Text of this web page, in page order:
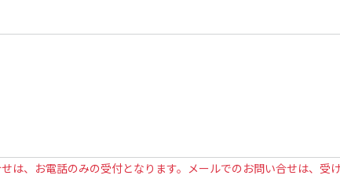
、お電話のみの受付となります。メールでのお問い合せは、受け